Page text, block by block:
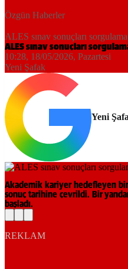
Özgün Haberler
ALES sınav sonuçları
ALES sınav sonuçları
10:28, 18/05/2026, Pazartesi
Yeni Şafak
Yeni
Akademik kariyer hedefleyen
sonuç tarihine çevrildi. Bir
başladı.
REKLAM